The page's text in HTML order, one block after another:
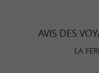
AVIS DES
LA